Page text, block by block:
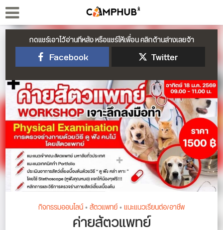
กดแชร์เอาไว้อ่านทีหลัง หรือแชร์ให้เพื่อน คลิกด้านล่างเลยจ้า
Facebook Twitter
กิจกรรมออนไลน์•สัตวแพทย์•แนะแนวเรียนต่อ/อาชีพ
ค่ายสัตวแพทย์